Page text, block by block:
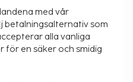
med vår
betalningsalternativ som
alla vanliga
för en säker och smidig